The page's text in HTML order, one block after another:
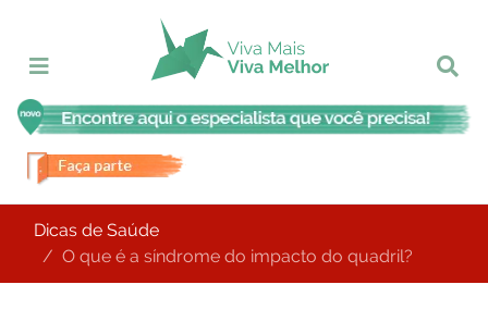
Dicas de Saúde
O que é a síndrome do impacto do quadril?